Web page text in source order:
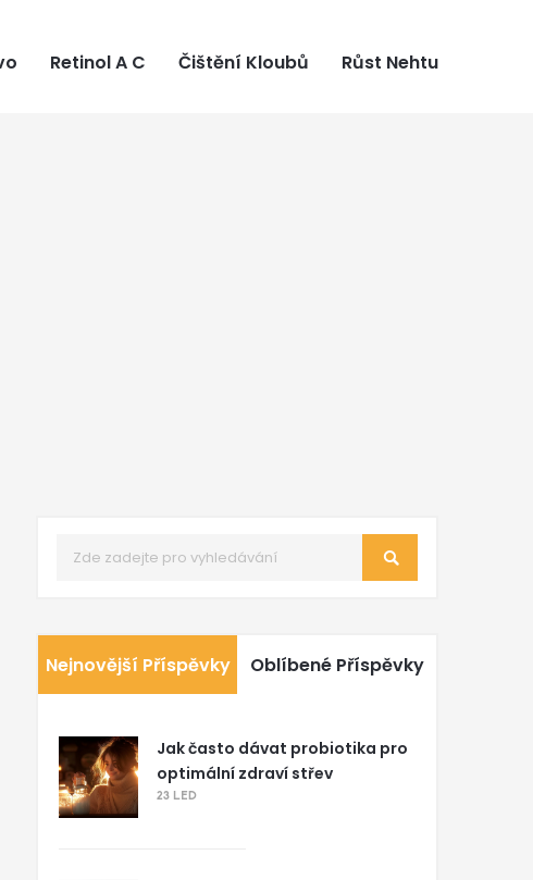
Retinol A C Čištění Kloubů Růst Nehtu
Nejnovější Příspěvky Oblíbené Příspěvky
Jak často dávat probiotika pro
optimální zdraví střev
23 LED